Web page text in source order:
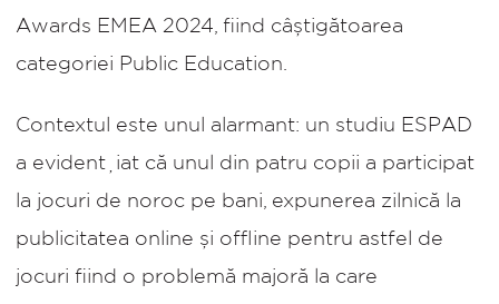
Awards EMEA 2024, fiind câștigătoarea
categoriei Public Education.
Contextul este unul alarmant: un studiu ESPAD
a evidențiat că unul din patru copii a participat
la jocuri de noroc pe bani, expunerea zilnică la
publicitatea online și offline pentru astfel de
jocuri fiind o problemă majoră la care